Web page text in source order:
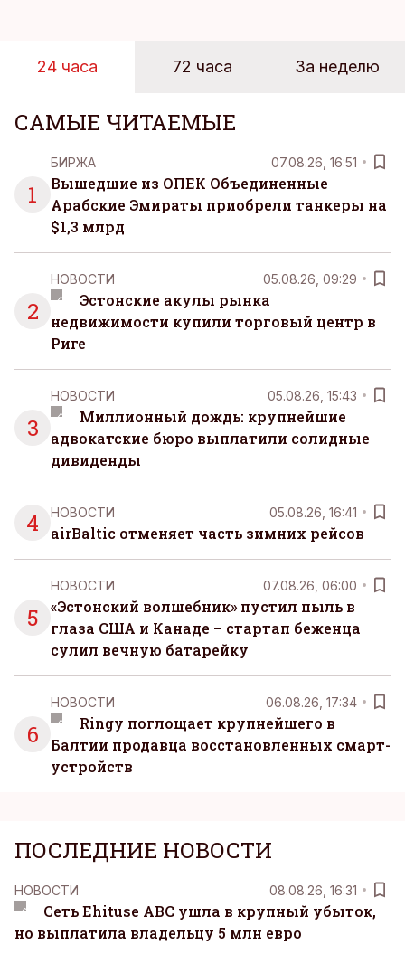
человека. Поэтому от отдыха все чаще ждут не
чаще люди ищут возможность просто быть здесь
и сейчас — без необходимости все
организовывать, планировать и за все отвечать
самостоятельно.
24 часа 72 часа За неделю
САМЫЕ ЧИТАЕМЫЕ
1
БИРЖА 07.08.26, 16:51
Вышедшие из ОПЕК Объединенные
Арабские Эмираты приобрели танкеры на
$1,3 млрд
2
НОВОСТИ 05.08.26, 09:29
Эстонские акулы рынка
недвижимости купили торговый центр в
Риге
3
НОВОСТИ 05.08.26, 15:43
Миллионный дождь: крупнейшие
адвокатские бюро выплатили солидные
дивиденды
4 НОВОСТИ 05.08.26, 16:41
airBaltic отменяет часть зимних рейсов
5
НОВОСТИ 07.08.26, 06:00
«Эстонский волшебник» пустил пыль в
глаза США и Канаде – стартап беженца
сулил вечную батарейку
6
НОВОСТИ 06.08.26, 17:34
Ringy поглощает крупнейшего в
Балтии продавца восстановленных смарт-
устройств
ПОСЛЕДНИЕ НОВОСТИ
НОВОСТИ 08.08.26, 16:31
Сеть Ehituse ABC ушла в крупный убыток,
но выплатила владельцу 5 млн евро